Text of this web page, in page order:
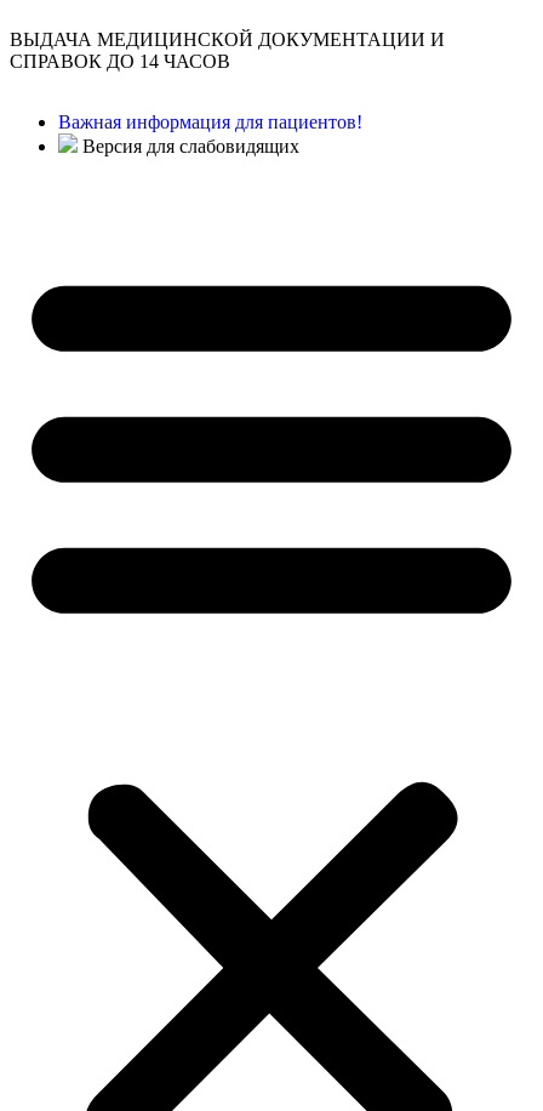
ВЫДАЧА МЕДИЦИНСКОЙ ДОКУМЕНТАЦИИ И
СПРАВОК ДО 14 ЧАСОВ
Важная информация для пациентов!
Версия для слабовидящих